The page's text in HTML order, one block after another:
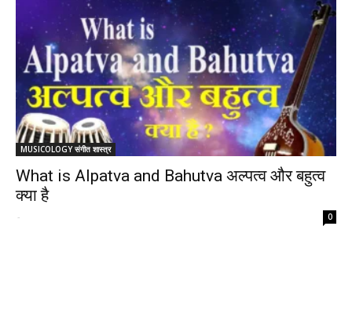
MUSICOLOGY संगीत शास्त्र
What is Alpatva and Bahutva अल्पत्व और बहुत्व
क्या है
- 0